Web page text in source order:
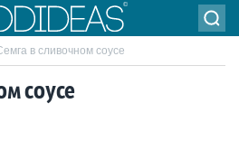
в сливочном соусе
соусе